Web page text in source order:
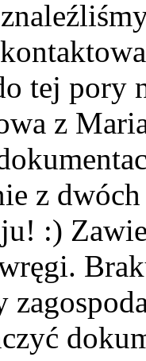
tej pory
z
z
:)